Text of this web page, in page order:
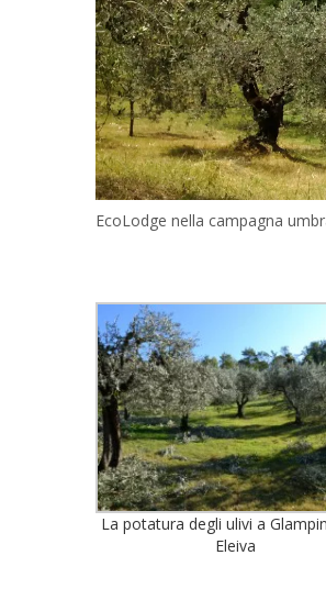
EcoLodge nella campagna
La potatura degli ulivi a
Eleiva